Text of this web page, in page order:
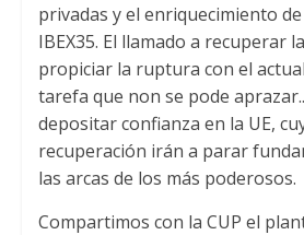
privadas y el enriquecimiento
IBEX35. El llamado a recuperar
propiciar la ruptura con el
tarefa que non se pode aprazar..
depositar confianza en la UE,
recuperación irán a parar
las arcas de los más poderosos.
Compartimos con la CUP el